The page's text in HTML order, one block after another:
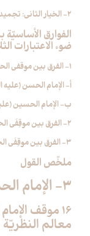
2- الخيار الثاني: تجميد الحركة وإيقاف العمل
الفوارق
ضوء الاعتبارات
1- الفرق بين موقفي الحسنين (عليهما السلام) على ضوء الاعتبار الأوّل
أ- الإمام الحسن
ب- الإمام الحسين
2- الفرق بين موقِفَي الحسنين (عليهما السلام) على ضوء الاعتبار الثاني
3- الفرق بين موقِفَي الحسنين (عليهما السلام) على ضوء الاعتبار الثالث
ملخّص القول
3- الإمام الحسين بن علي (عليه السلام)
16 موقف
معالم النظريّة